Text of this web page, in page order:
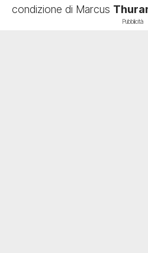
condizione di Marcus
Pubblicità